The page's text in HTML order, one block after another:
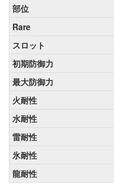
部位
Rare
スロット
初期防御力
最大防御力
火耐性
水耐性
雷耐性
氷耐性
龍耐性